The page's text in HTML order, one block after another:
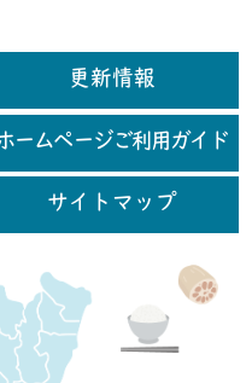
更新情報
ームページご利用ガイド
サイトマップ